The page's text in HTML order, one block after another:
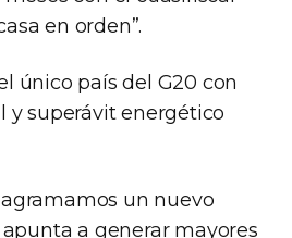
en orden”.
único país del G20 con
y superávit energético
un nuevo
a generar mayores